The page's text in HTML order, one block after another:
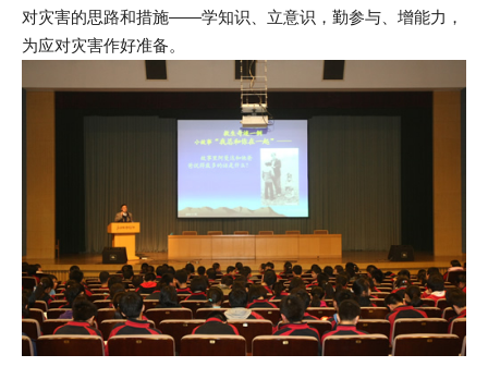
对灾害的思路和措施――学知识、立意识，勤参与、增能力，
为应对灾害作好准备。